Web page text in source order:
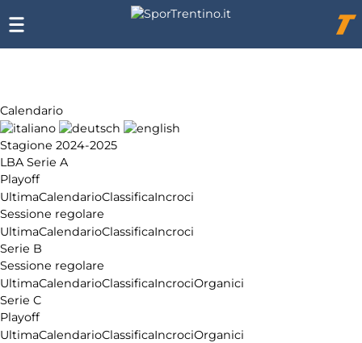
Calendario
Stagione 2024-2025
LBA Serie A
Playoff
UltimaCalendarioClassificaIncroci
Sessione regolare
UltimaCalendarioClassificaIncroci
Serie B
Sessione regolare
UltimaCalendarioClassificaIncrociOrganici
Serie C
Playoff
UltimaCalendarioClassificaIncrociOrganici
Chi
siamo
Affiliazione